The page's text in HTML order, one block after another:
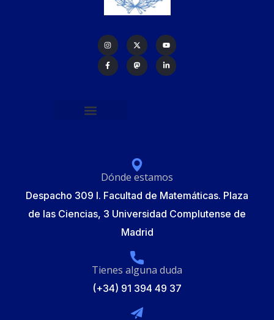
Dónde estamos
Despacho 309 I. Facultad de Matemáticas. Plaza
de las Ciencias, 3 Universidad Complutense de
Madrid
Tienes alguna duda
(+34) 91 394 49 37